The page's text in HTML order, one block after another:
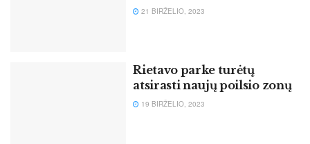
21 BIRŽELIO, 2023
Rietavo parke turėtų
atsirasti naujų poilsio zonų
19 BIRŽELIO, 2023